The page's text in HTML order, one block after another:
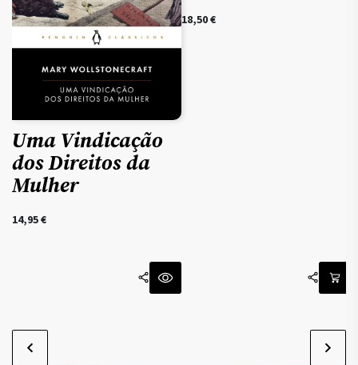
Uma Vindicação
dos Direitos da
Mulher
14,95€
18,50€